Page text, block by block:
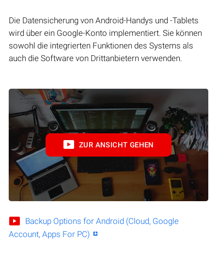
Die Datensicherung von Android-Handys und -Tablets
wird über ein Google-Konto implementiert. Sie können
sowohl die integrierten Funktionen des Systems als
auch die Software von Drittanbietern verwenden.
ZUR ANSICHT GEHEN
Backup Options for Android (Cloud, Google
Account, Apps For PC)